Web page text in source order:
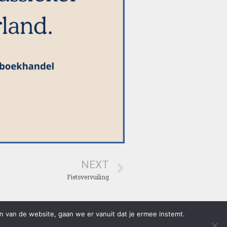
NEXT
Fietsvervuiling
van de website, gaan we er vanuit dat je ermee instemt.